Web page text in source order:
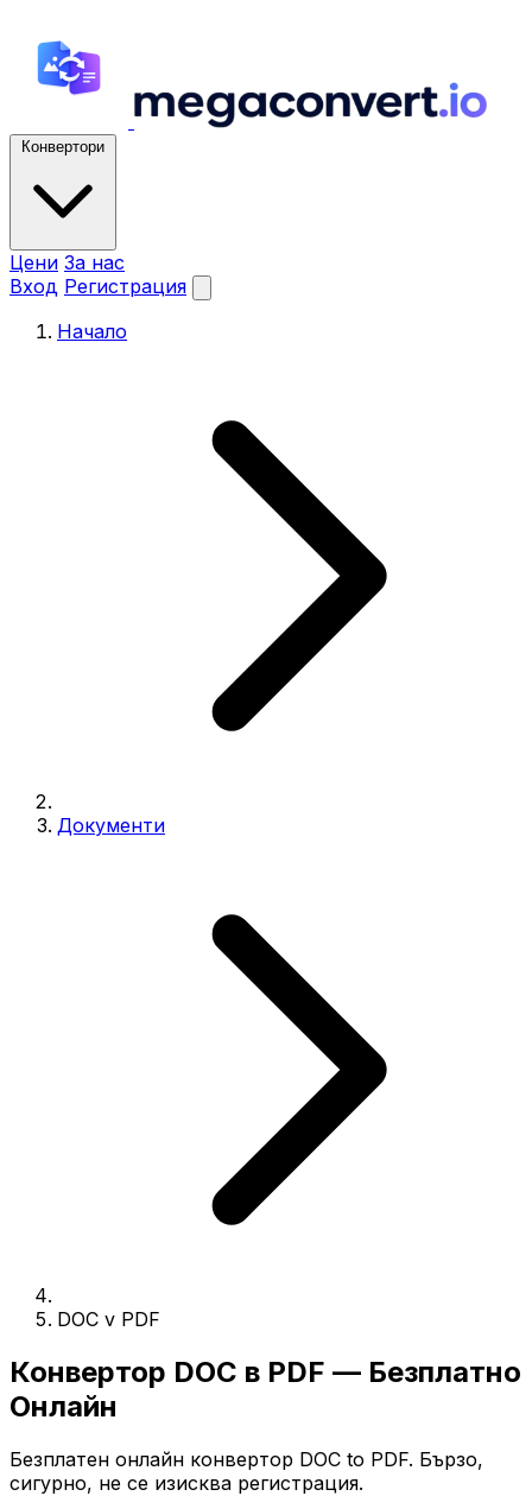
Конвертори
Цени За нас
Вход Регистрация
Начало
Документи
DOC v PDF
Конвертор DOC в PDF — Безплатно
Онлайн
Безплатен онлайн конвертор DOC to PDF. Бързо,
сигурно, не се изисква регистрация.